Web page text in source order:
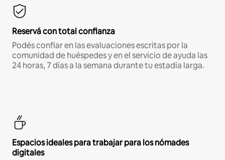
Reservá con total confianza
Podés confiar en las evaluaciones escritas por la
comunidad de huéspedes y en el servicio de ayuda las
24 horas, 7 días a la semana durante tu estadía larga.
Espacios ideales para trabajar para los nómades
digitales